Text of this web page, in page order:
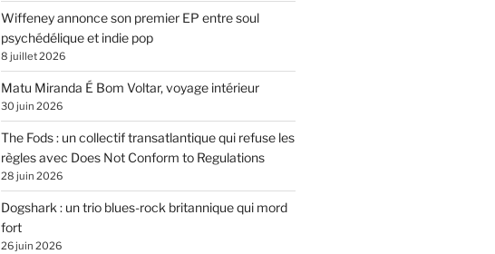
Wiffeney annonce son premier EP entre soul
psychédélique et indie pop
8 juillet 2026
Matu Miranda É Bom Voltar, voyage intérieur
30 juin 2026
The Fods : un collectif transatlantique qui refuse les
règles avec Does Not Conform to Regulations
28 juin 2026
Dogshark : un trio blues-rock britannique qui mord
fort
26 juin 2026